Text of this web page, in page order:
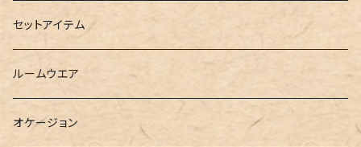
ダウンジャケット
ベスト
ニット
シャツ
ブラウス
ショートパンツ
ハーフパンツ
スウェット
ミニ
その他
シャツワンピース
スウェットワンピース
パーカーワンピース
セットアイテム
ルームウエア
オケージョン